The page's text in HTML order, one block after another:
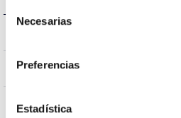
Necesarias
Preferencias
Estadística
CRI Índice de repr. cromática
UGR